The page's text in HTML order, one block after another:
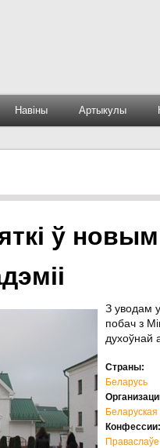
Навіны Артыкулы
ў
З уводам
побач з
духоўнай
Страны:
Беларусь
Конфессии:
Праваслаўе